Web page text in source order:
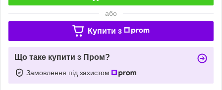
або
Купити з
Що таке купити з Пром?
Замовлення під захистом